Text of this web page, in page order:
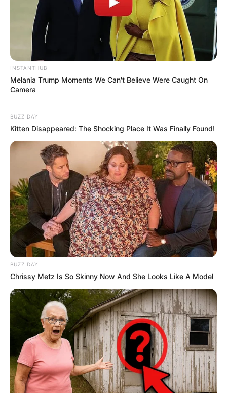
SHARE THIS Tweet
Share it Pin it
PUBLICAÇÕES RELACIONADAS
Notícia
Mais Saúde com Agente
com mais de 120 mil ACS e ACE
formados.
PUBLICAÇÃO RECENTE
PEC dos 3 salários avança na
Câmara dos Deputados e
reacende expectativa dos
Agentes de Saúde.
FAÇA O SEU COMENTÁRIO AQUI!
FALE CONOSCO
Nome
INSTANTHUB
Melania Trump Moments We Can't Believe Were Caught On
Camera
BUZZ DAY
Kitten Disappeared: The Shocking Place It Was Finally Found!
BUZZ DAY
Chrissy Metz Is So Skinny Now And She Looks Like A Model